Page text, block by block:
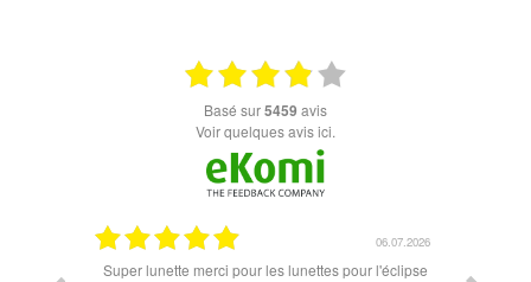
basé sur5459 avis
Voir quelques avis ici.
06.07.2026
Super lunette merci pour les lunettes pour l'éclipse